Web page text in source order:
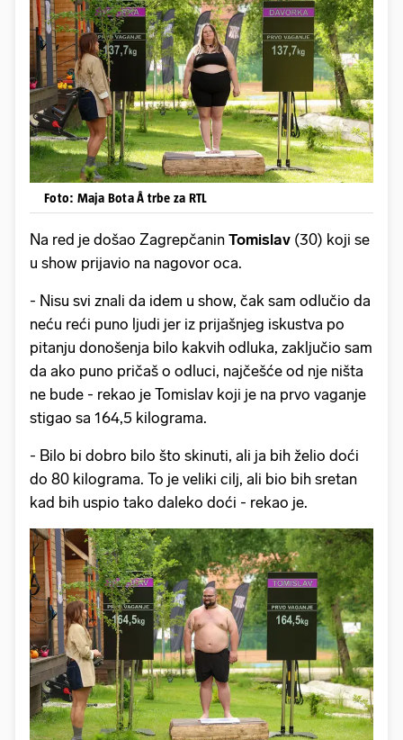
Foto: Maja Bota Å trbe za RTL
Na red je došao Zagrepčanin Tomislav (30) koji se
u show prijavio na nagovor oca.
- Nisu svi znali da idem u show, čak sam odlučio da
neću reći puno ljudi jer iz prijašnjeg iskustva po
pitanju donošenja bilo kakvih odluka, zaključio sam
da ako puno pričaš o odluci, najčešće od nje ništa
ne bude - rekao je Tomislav koji je na prvo vaganje
stigao sa 164,5 kilograma.
- Bilo bi dobro bilo što skinuti, ali ja bih želio doći
do 80 kilograma. To je veliki cilj, ali bio bih sretan
kad bih uspio tako daleko doći - rekao je.